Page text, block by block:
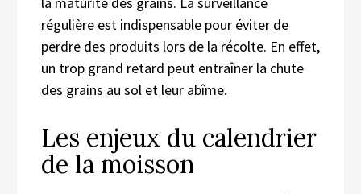
régulière est indispensable pour éviter de
perdre des produits lors de la récolte. En effet,
un trop grand retard peut entraîner la chute
des grains au sol et leur abîme.
Les enjeux du calendrier
de la moisson